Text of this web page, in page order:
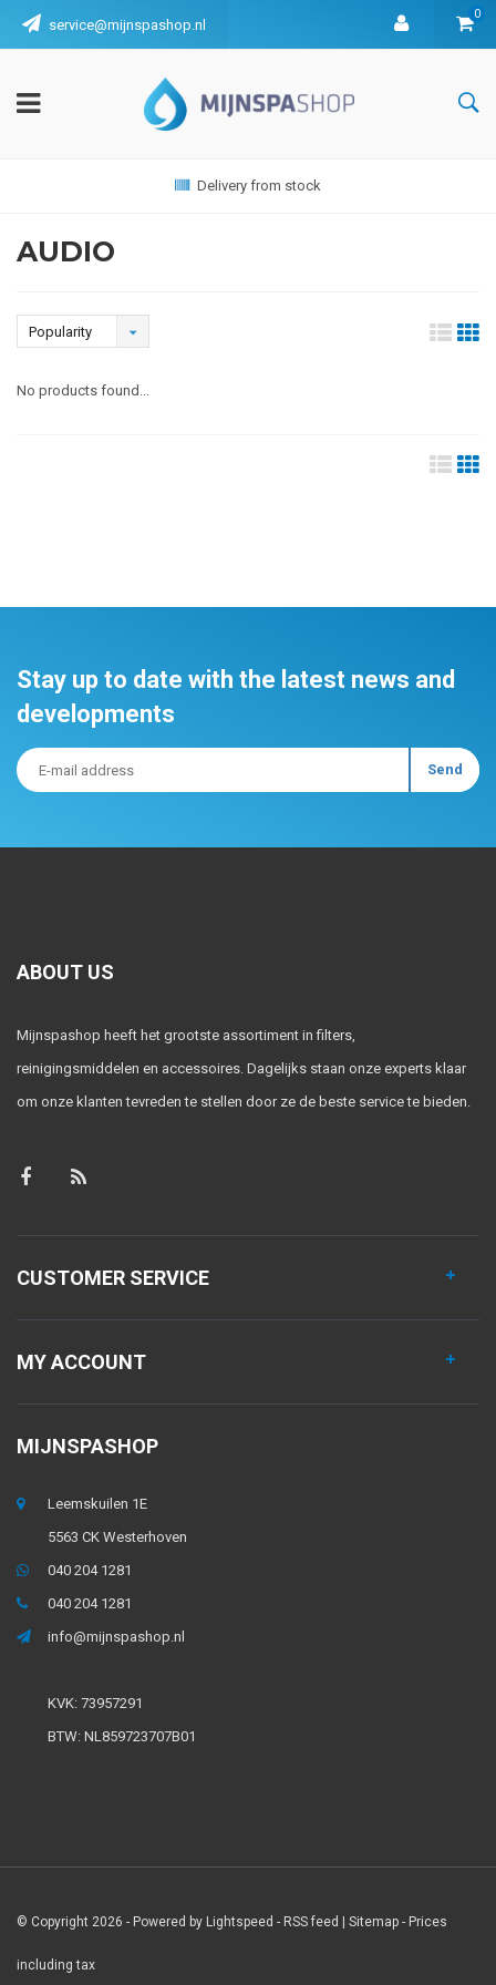
service@mijnspashop.nl
0
Delivery from stock
AUDIO
Popularity
No products found...
Stay up to date with the latest news and
developments
ABOUT US
Mijnspashop heeft het grootste assortiment in filters,
reinigingsmiddelen en accessoires. Dagelijks staan onze experts klaar
om onze klanten tevreden te stellen door ze de beste service te bieden.
CUSTOMER SERVICE
MY ACCOUNT
MIJNSPASHOP
Leemskuilen 1E
5563 CK Westerhoven
040 204 1281
040 204 1281
info@mijnspashop.nl
KVK: 73957291
BTW: NL859723707B01
© Copyright 2026 - Powered by Lightspeed - RSS feed Sitemap - Prices
including tax